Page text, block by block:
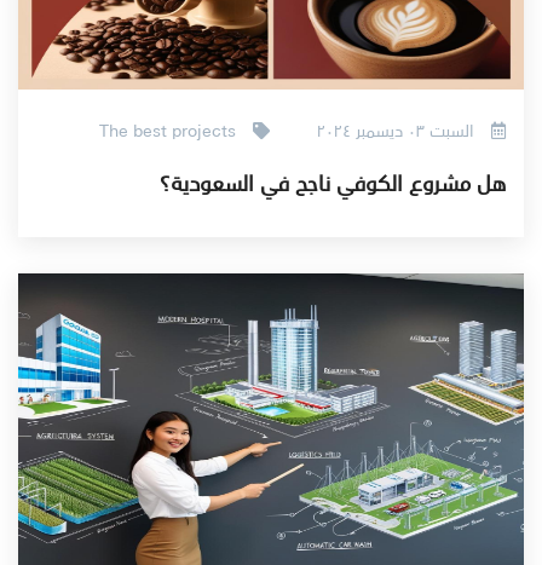
السبت ٠٣ ديسمبر ٢٠٢٤
هل مشروع الكوفي ناجح في السعودية؟